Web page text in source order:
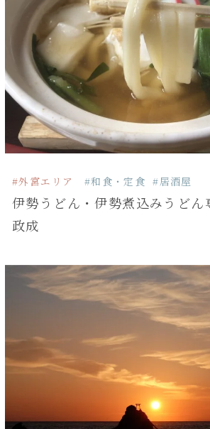
#外宮エリア #和食・定食 #居酒屋
伊勢うどん・伊勢煮込みうど
政成